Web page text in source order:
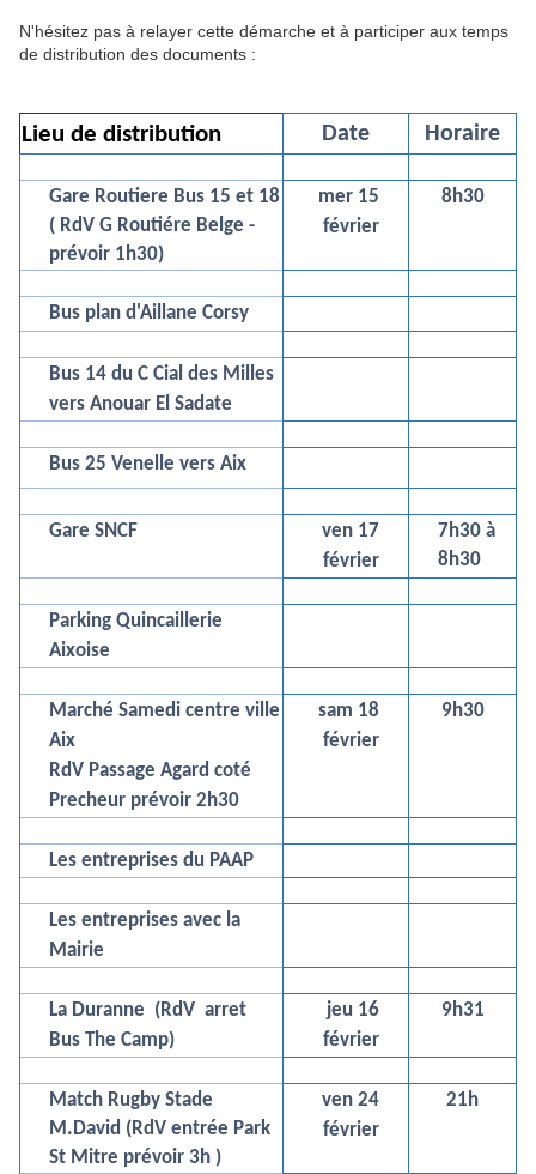
N'hésitez pas à relayer cette démarche et à participer aux temps
de distribution des documents :
Lieu de distribution Date Horaire
Gare Routiere Bus 15 et 18
( RdV G Routiére Belge -
prévoir 1h30)
mer 15
février
8h30
Bus plan d'Aillane Corsy
Bus 14 du C Cial des Milles
vers Anouar El Sadate
Bus 25 Venelle vers Aix
Gare SNCF
ven 17
février
7h30 à
8h30
Parking Quincaillerie
Aixoise
Marché Samedi centre ville
Aix
RdV Passage Agard coté
Precheur prévoir 2h30
sam 18
février
9h30
Les entreprises du PAAP
Les entreprises avec la
Mairie
La Duranne (RdV arret
Bus The Camp)
jeu 16
février
9h31
Match Rugby Stade
M.David (RdV entrée Park
St Mitre prévoir 3h )
ven 24
février
21h